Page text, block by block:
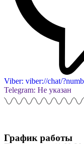
Viber: viber://chat/
Telegram: Не указан
График работы